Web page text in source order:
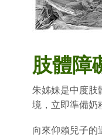
肢體障
朱姊妹是中度肢
境，立即準備奶
向來仰賴兒子